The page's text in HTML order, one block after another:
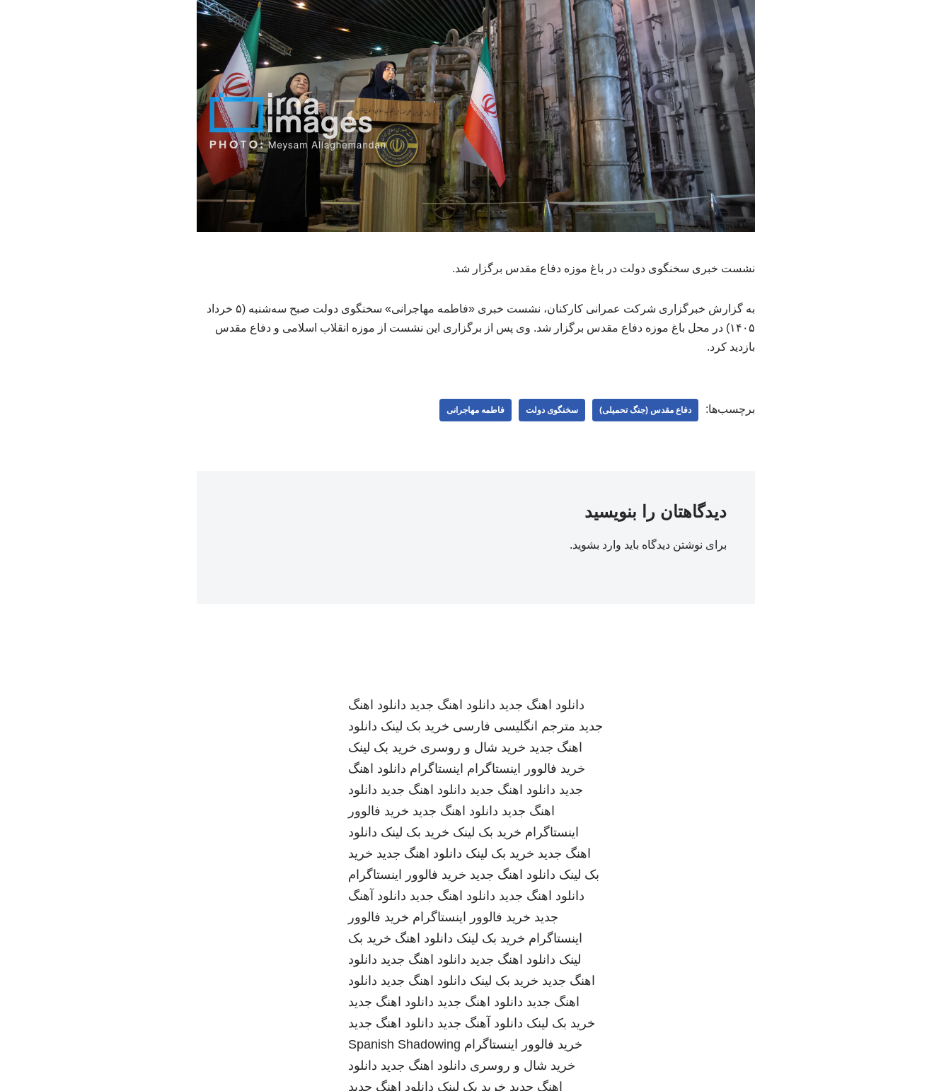
نشست خبری سخنگوی دولت در باغ موزه دفاع مقدس برگزار شد.
به گزارش خبرگزاری شرکت عمرانی کارکنان، نشست خبری «فاطمه مهاجرانی» سخنگوی دولت صبح سه‌شنبه (۵ خرداد
۱۴۰۵) در محل باغ موزه دفاع مقدس برگزار شد. وی پس از برگزاری این نشست از موزه انقلاب اسلامی و دفاع مقدس
بازدید کرد.
برچسب‌ها: دفاع مقدس (جنگ تحمیلی) سخنگوی دولت فاطمه مهاجرانی
دیدگاهتان را بنویسید
برای نوشتن دیدگاه باید وارد بشوید.
دانلود اهنگ جدید دانلود اهنگ جدید دانلود اهنگ
جدید مترجم انگلیسی فارسی خرید بک لینک دانلود
اهنگ جدید خرید شال و روسری خرید بک لینک
خرید فالوور اینستاگرام اینستاگرام دانلود اهنگ
جدید دانلود اهنگ جدید دانلود اهنگ جدید دانلود
اهنگ جدید دانلود اهنگ جدید خرید فالوور
اینستاگرام خرید بک لینک خرید بک لینک دانلود
اهنگ جدید خرید بک لینک دانلود اهنگ جدید خرید
بک لینک دانلود اهنگ جدید خرید فالوور اینستاگرام
دانلود اهنگ جدید دانلود اهنگ جدید دانلود آهنگ
جدید خرید فالوور اینستاگرام خرید فالوور
اینستاگرام خرید بک لینک دانلود اهنگ خرید بک
لینک دانلود اهنگ جدید دانلود اهنگ جدید دانلود
اهنگ جدید خرید بک لینک دانلود اهنگ جدید دانلود
اهنگ جدید دانلود اهنگ جدید دانلود اهنگ جدید
خرید بک لینک دانلود آهنگ جدید دانلود اهنگ جدید
خرید فالوور اینستاگرام Spanish Shadowing
خرید شال و روسری دانلود اهنگ جدید دانلود
اهنگ جدید خرید بک لینک دانلود اهنگ جدید